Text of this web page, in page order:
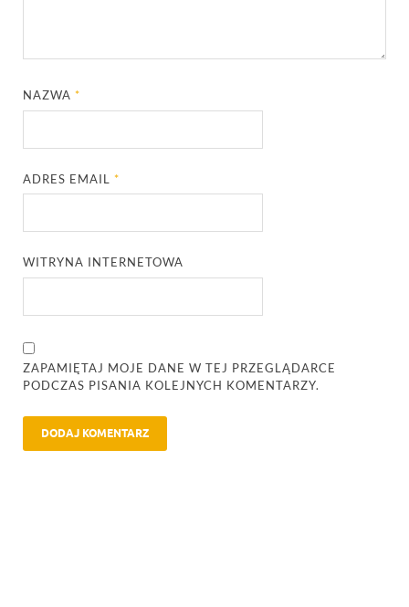
NAZWA*
ADRES EMAIL*
WITRYNA INTERNETOWA
ZAPAMIĘTAJ MOJE DANE W TEJ PRZEGLĄDARCE
PODCZAS PISANIA KOLEJNYCH KOMENTARZY.